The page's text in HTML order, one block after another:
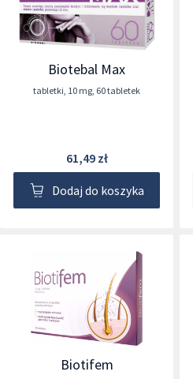
Biotebal Max
tabletki, 10 mg, 60 tabletek
61,49 zł
Dodaj do koszyka
Biotifem